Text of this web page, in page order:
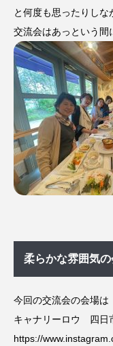
と何度も思ったりしな
交流会はあっという間
柔らかな雰囲気
今回の交流会の会場は
キャナリーロウ 四日
https://